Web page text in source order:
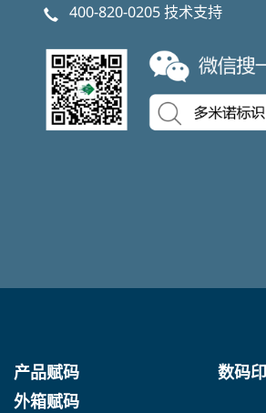
400-820-0205技术支持
产品赋码
外箱赋码
数码